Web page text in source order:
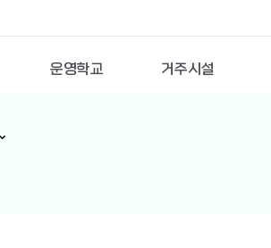
운영학교 거주시설